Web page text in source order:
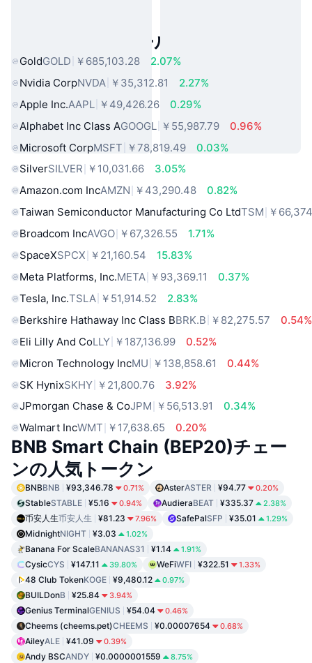
人気のリアルワールドアセット
GoldGOLD ￥685,103.28
2.07%
Nvidia CorpNVDA ￥35,312.81
2.27%
Apple Inc.AAPL ￥49,426.26
0.29%
Alphabet Inc Class AGOOGL ￥55,987.79
0.96%
Microsoft CorpMSFT ￥78,819.49
0.03%
SilverSILVER ￥10,031.66
3.05%
Amazon.com IncAMZN ￥43,290.48
0.82%
Taiwan Semiconductor Manufacturing Co LtdTSM ￥
Broadcom IncAVGO ￥67,326.55
1.71%
SpaceXSPCX ￥21,160.54
15.83%
Meta Platforms, Inc.META ￥93,369.11
0.37%
Tesla, Inc.TSLA ￥51,914.52
2.83%
Berkshire Hathaway Inc Class BBRK.B ￥82,275.57
0.54%
Eli Lilly And CoLLY ￥187,136.99
0.52%
Micron Technology IncMU ￥138,858.61
0.44%
SK HynixSKHY ￥21,800.76
3.92%
JPmorgan Chase & CoJPM ￥56,513.91
0.34%
Walmart IncWMT ￥17,638.65 0.20%
BNB Smart Chain (BEP20)チェー
ンの人気トークン
BNBBNB ¥93,346.78 0.71% AsterASTER ¥94.77 0.20%
StableSTABLE ¥5.16 0.94% AudieraBEAT ¥335.37 2.38%
币安人生币安人生 ¥81.23 7.96% SafePalSFP ¥35.01 1.29%
MidnightNIGHT ¥3.03 1.02%
Banana For ScaleBANANAS31 ¥1.14 1.91%
CysicCYS ¥147.11 39.80% WeFiWFI ¥322.51 1.33%
48 Club TokenKOGE ¥9,480.12 0.97%
BUILDonB ¥25.84 3.94%
Genius TerminalGENIUS ¥54.04 0.46%
Cheems (cheems.pet)CHEEMS ¥0.00007654 0.68%
AileyALE ¥41.09 0.39%
Andy BSCANDY ¥0.0000001559 8.75%